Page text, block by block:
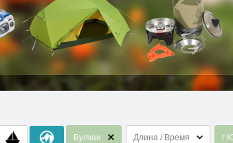
Вулкан Длина / Время г